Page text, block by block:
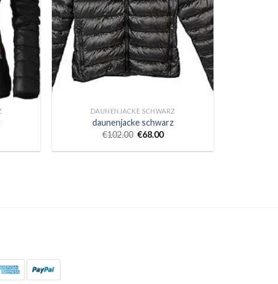
DAUNENJACKE SCHWARZ
daunenjacke schwarz
€102.00 €68.00